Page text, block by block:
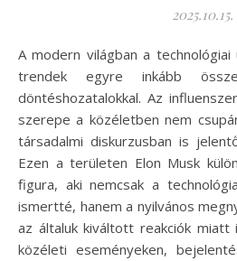
2025.10.15.
A modern világban a technológiai újítások és a gazdasági
trendek egyre inkább
döntéshozatalokkal. Az
szerepe a közéletben nem
társadalmi diskurzusban is
Ezen a területen Elon Musk
figura, aki nemcsak a
ismertté, hanem a nyilvános
az általuk kiváltott reakciók miatt
közéleti eseményeken,